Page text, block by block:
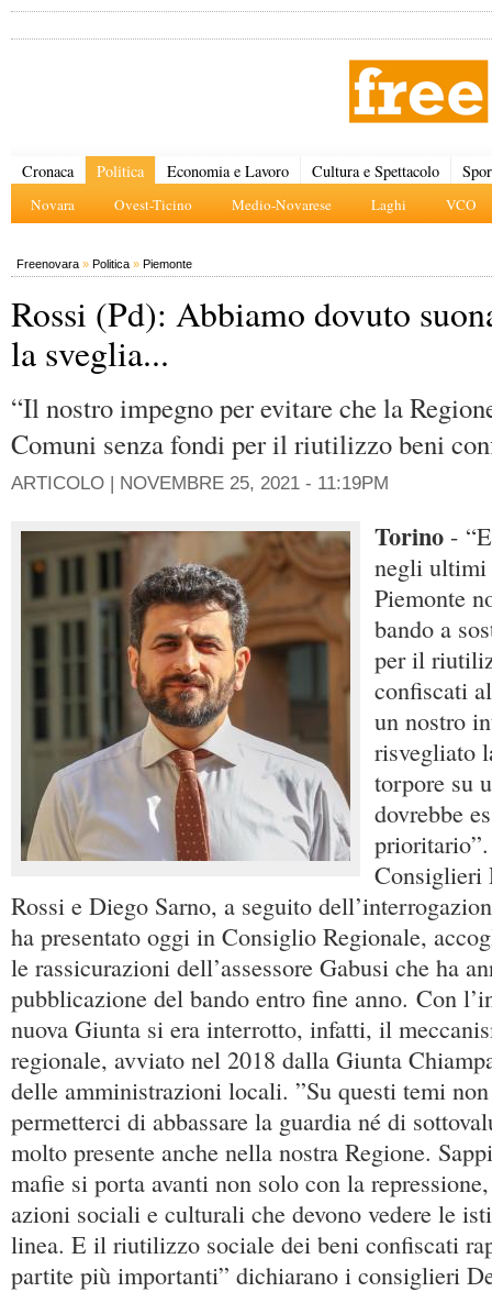
Cronaca Politica
Novara Ovest-Ticino Medio-Novarese Laghi VCO
Economia e Lavoro Cultura e Spettacolo
Freenovara » Politica » Piemonte
Rossi (Pd): Abbiamo dovuto
la sveglia...
“Il nostro impegno per evitare che la
Comuni senza fondi per il riutilizzo beni
ARTICOLO | NOVEMBRE 25, 2021 - 11:19PM
Torino -
negli ultimi
Piemonte
bando a
per il
confiscati
un nostro
risvegliato
torpore su
dovrebbe
Consiglieri
Rossi e Diego Sarno, a seguito
ha presentato oggi in Consiglio Regionale,
le rassicurazioni dell’assessore Gabusi che ha
pubblicazione del bando entro fine anno. Con
nuova Giunta si era interrotto, infatti, il
regionale, avviato nel 2018 dalla Giunta
delle amministrazioni locali. ”Su questi temi
permetterci di abbassare la guardia né di
molto presente anche nella nostra Regione.
mafie si porta avanti non solo con la
azioni sociali e culturali che devono vedere le
linea. E il riutilizzo sociale dei beni confiscati
partite più importanti” dichiarano i consiglieri